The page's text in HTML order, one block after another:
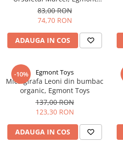
Toys
83,00 RON
74,70 RON
ADAUGA IN COS
-10% Egmont Toys
Mica girafa Leoni din bumbac
organic, Egmont Toys
137,00 RON
123,30 RON
ADAUGA IN COS